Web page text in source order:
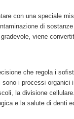
con una speciale
di
viene
che regola i
i processi
la divisione cellulare.
e la salute di denti